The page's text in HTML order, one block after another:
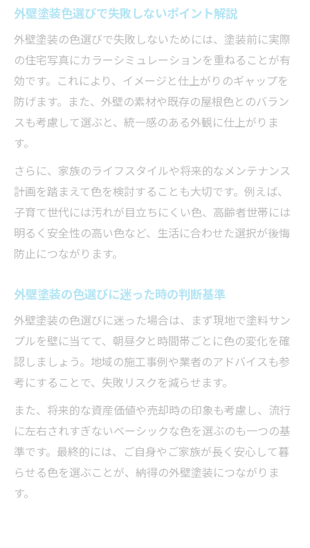
外壁塗装色選びで失敗しないポイント解説
外壁塗装の色選びで失敗しないためには、塗装前に実際
の住宅写真にカラーシミュレーションを重ねることが有
効です。これにより、イメージと仕上がりのギャップを
防げます。また、外壁の素材や既存の屋根色とのバラン
スも考慮して選ぶと、統一感のある外観に仕上がりま
す。
さらに、家族のライフスタイルや将来的なメンテナンス
計画を踏まえて色を検討することも大切です。例えば、
子育て世代には汚れが目立ちにくい色、高齢者世帯には
明るく安全性の高い色など、生活に合わせた選択が後悔
防止につながります。
外壁塗装の色選びに迷った時の判断基準
外壁塗装の色選びに迷った場合は、まず現地で塗料サン
プルを壁に当てて、朝昼夕と時間帯ごとに色の変化を確
認しましょう。地域の施工事例や業者のアドバイスも参
考にすることで、失敗リスクを減らせます。
また、将来的な資産価値や売却時の印象も考慮し、流行
に左右されすぎないベーシックな色を選ぶのも一つの基
準です。最終的には、ご自身やご家族が長く安心して暮
らせる色を選ぶことが、納得の外壁塗装につながりま
す。